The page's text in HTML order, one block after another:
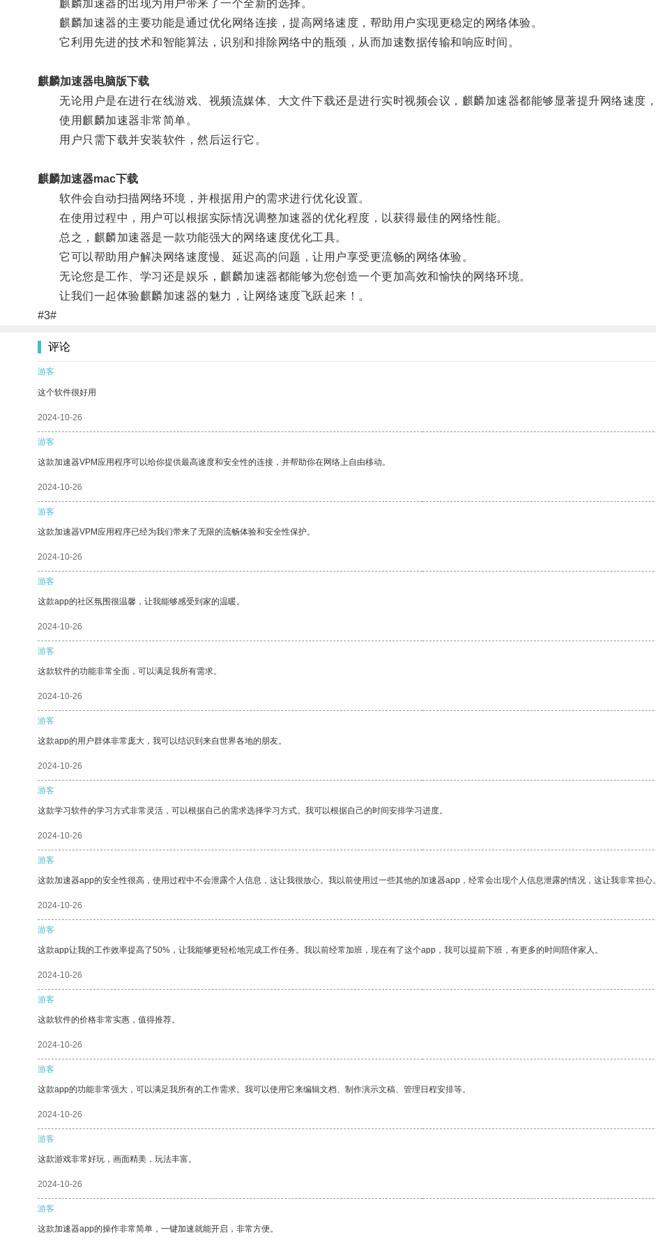
麒麟加速器的出现为用户带来了一个全新的选择。
麒麟加速器的主要功能是通过优化网络连接，提高网络速度，帮助用户实现更稳定的网络体验。
它利用先进的技术和智能算法，识别和排除网络中的瓶颈，从而加速数据传输和响应时间。
麒麟加速器电脑版下载
无论用户是在进行在线游戏、视频流媒体、大文件下载还是进行实时视频会议，麒麟加速器都能够显著提升网络速度，
使用麒麟加速器非常简单。
用户只需下载并安装软件，然后运行它。
麒麟加速器mac下载
软件会自动扫描网络环境，并根据用户的需求进行优化设置。
在使用过程中，用户可以根据实际情况调整加速器的优化程度，以获得最佳的网络性能。
总之，麒麟加速器是一款功能强大的网络速度优化工具。
它可以帮助用户解决网络速度慢、延迟高的问题，让用户享受更流畅的网络体验。
无论您是工作、学习还是娱乐，麒麟加速器都能够为您创造一个更加高效和愉快的网络环境。
让我们一起体验麒麟加速器的魅力，让网络速度飞跃起来！。
#3#
评论
游客
这个软件很好用
2024-10-26
游客
这款加速器VPM应用程序可以给你提供最高速度和安全性的连接，并帮助你在网络上自由移动。
2024-10-26
游客
这款加速器VPM应用程序已经为我们带来了无限的流畅体验和安全性保护。
2024-10-26
游客
这款app的社区氛围很温馨，让我能够感受到家的温暖。
2024-10-26
游客
这款软件的功能非常全面，可以满足我所有需求。
2024-10-26
游客
这款app的用户群体非常庞大，我可以结识到来自世界各地的朋友。
2024-10-26
游客
这款学习软件的学习方式非常灵活，可以根据自己的需求选择学习方式。我可以根据自己的时间安排学习进度。
2024-10-26
游客
这款加速器app的安全性很高，使用过程中不会泄露个人信息，这让我很放心。我以前使用过一些其他的加速器app，经常会出现个人信息泄露的情况，这让我非常担心。
2024-10-26
游客
这款app让我的工作效率提高了50%，让我能够更轻松地完成工作任务。我以前经常加班，现在有了这个app，我可以提前下班，有更多的时间陪伴家人。
2024-10-26
游客
这款软件的价格非常实惠，值得推荐。
2024-10-26
游客
这款app的功能非常强大，可以满足我所有的工作需求。我可以使用它来编辑文档、制作演示文稿、管理日程安排等。
2024-10-26
游客
这款游戏非常好玩，画面精美，玩法丰富。
2024-10-26
游客
这款加速器app的操作非常简单，一键加速就能开启，非常方便。